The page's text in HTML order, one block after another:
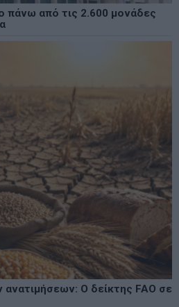
πάνω από τις 2.600 μονάδες
Ο δείκτης FAO σε